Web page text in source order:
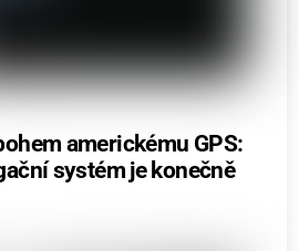
americkému GPS:
systém je konečně